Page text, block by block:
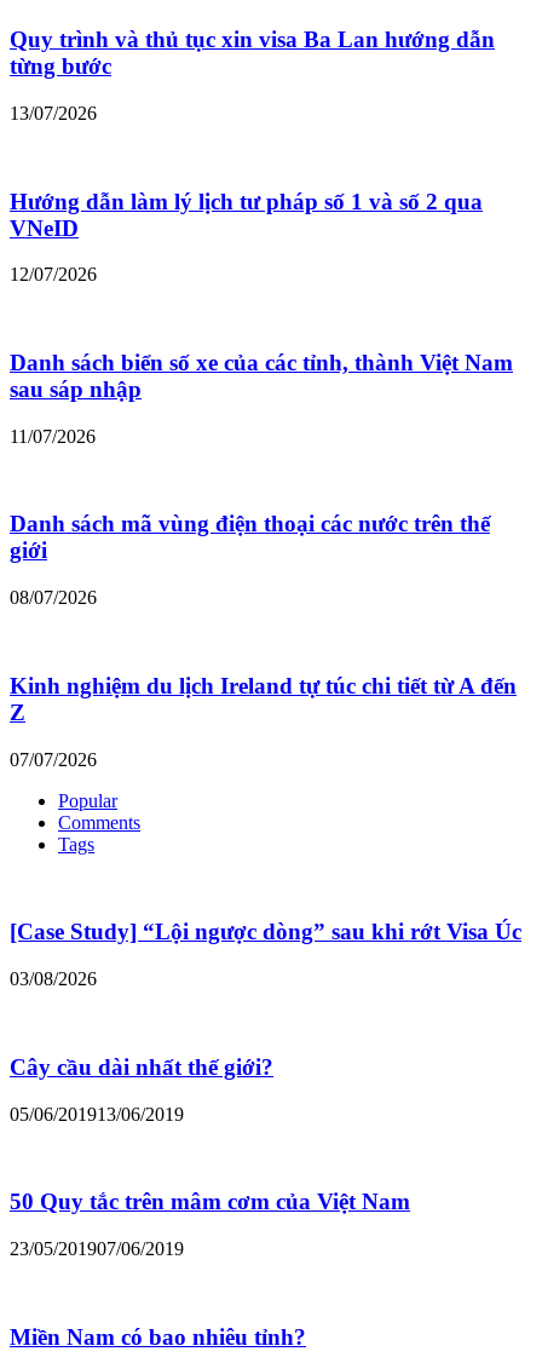
Quy trình và thủ tục xin visa Ba Lan hướng dẫn
từng bước
13/07/2026
Hướng dẫn làm lý lịch tư pháp số 1 và số 2 qua
VNeID
12/07/2026
Danh sách biển số xe của các tỉnh, thành Việt Nam
sau sáp nhập
11/07/2026
Danh sách mã vùng điện thoại các nước trên thế
giới
08/07/2026
Kinh nghiệm du lịch Ireland tự túc chi tiết từ A đến
Z
07/07/2026
Popular
Comments
Tags
[Case Study] “Lội ngược dòng” sau khi rớt Visa Úc
03/08/2026
Cây cầu dài nhất thế giới?
05/06/201913/06/2019
50 Quy tắc trên mâm cơm của Việt Nam
23/05/201907/06/2019
Miền Nam có bao nhiêu tỉnh?